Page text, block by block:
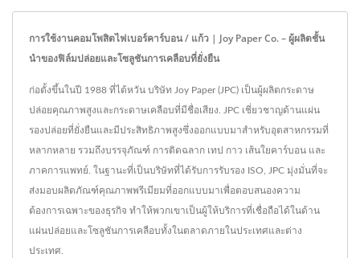
การใช้งานคอมโพสิตไฟเบอร์คาร์บอน / แก้ว | Joy Paper Co. – ผู้ผลิตชั้น
นำของฟิล์มปล่อยและโซลูชันการเคลือบที่ยั่งยืน
ก่อตั้งขึ้นในปี 1988 ที่ไต้หวัน บริษัท Joy Paper (JPC) เป็นผู้ผลิตกระดาษ
ปล่อยคุณภาพสูงและกระดาษเคลือบที่มีชื่อเสียง. JPC เชี่ยวชาญด้านแผ่น
รองปล่อยที่ยั่งยืนและมีประสิทธิภาพสูงซึ่งออกแบบมาสำหรับอุตสาหกรรมที่
หลากหลาย รวมถึงบรรจุภัณฑ์ การติดฉลาก เทป กาว เส้นใยคาร์บอน และ
ภาคการแพทย์. ในฐานะที่เป็นบริษัทที่ได้รับการรับรอง ISO, JPC มุ่งมั่นที่จะ
ส่งมอบผลิตภัณฑ์คุณภาพพรีเมียมที่ออกแบบมาเพื่อตอบสนองความ
ต้องการเฉพาะของธุรกิจ ทำให้พวกเขาเป็นผู้ให้บริการที่เชื่อถือได้ในด้าน
แผ่นปล่อยและโซลูชันการเคลือบทั้งในตลาดภายในประเทศและต่าง
ประเทศ.